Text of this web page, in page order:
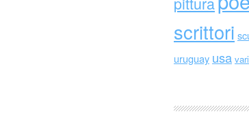
scrittori
uruguay usa